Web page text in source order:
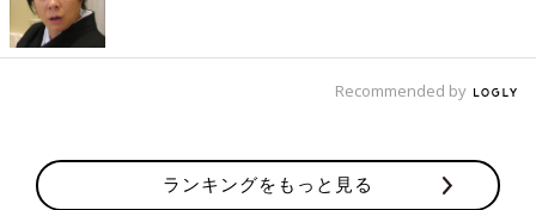
ゃんの生存率は高くありません。生きられても障害が残る可能性
があります。出産後、赤ちゃんを蘇生するかどうかを決めてくだ
さい」と言われました。
美園 義理の姉が急死してすぐ、こうした状況におちいったの
Recommended by
ランキングをもっと見る